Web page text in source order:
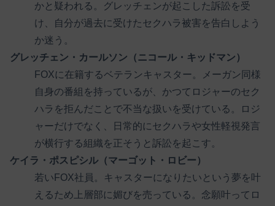
かと疑われる。グレッチェンが起こした訴訟を受
け、自分が過去に受けたセクハラ被害を告白しよう
か迷う。
グレッチェン・カールソン（ニコール・キッドマン）
FOXに在籍するベテランキャスター。メーガン同様
自身の番組を持っているが、かつてロジャーのセク
ハラを拒んだことで不当な扱いを受けている。ロジ
ャーだけでなく、日常的にセクハラや女性軽視発言
が横行する組織を正そうと訴訟を起こす。
ケイラ・ポスピシル（マーゴット・ロビー）
若いFOX社員。キャスターになりたいという夢を叶
えるため上層部に媚びを売っている。念願叶ってロ